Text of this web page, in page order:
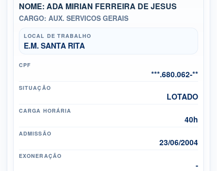
NOME: ADA MIRIAN FERREIRA DE JESUS
CARGO: AUX. SERVICOS GERAIS
LOCAL DE TRABALHO
E.M. SANTA RITA
CPF
***.680.062-**
SITUAÇÃO
LOTADO
CARGA HORÁRIA
40h
ADMISSÃO
23/06/2004
EXONERAÇÃO
-